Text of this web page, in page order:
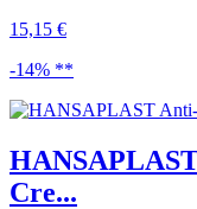
15,15 €
-14% **
Cre...